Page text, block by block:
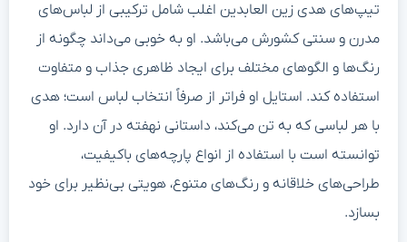
تیپ‌های هدی زین العابدین اغلب شامل ترکیبی از لباس‌های
مدرن و سنتی کشورش می‌باشد. او به خوبی می‌داند چگونه از
رنگ‌ها و الگوهای مختلف برای ایجاد ظاهری جذاب و متفاوت
استفاده کند. استایل او فراتر از صرفاً انتخاب لباس است؛ هدی
با هر لباسی که به تن می‌کند، داستانی نهفته در آن دارد. او
توانسته است با استفاده از انواع پارچه‌های باکیفیت،
طراحی‌های خلاقانه و رنگ‌های متنوع، هویتی بی‌نظیر برای خود
بسازد.